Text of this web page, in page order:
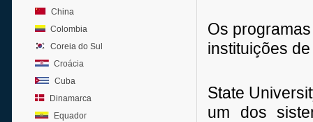
China
Colombia
Coreia do Sul
Croácia
Cuba
Dinamarca
Equador
Os
instituições
State
um dos